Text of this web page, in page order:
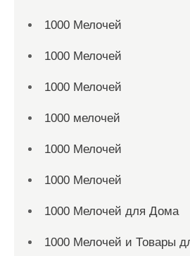
1000 Мелочей
1000 Мелочей
1000 Мелочей
1000 мелочей
1000 Мелочей
1000 Мелочей
1000 Мелочей для Дома
1000 Мелочей и Товары